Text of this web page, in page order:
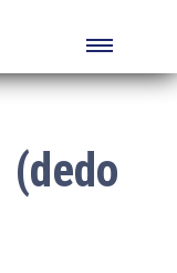
(dedo